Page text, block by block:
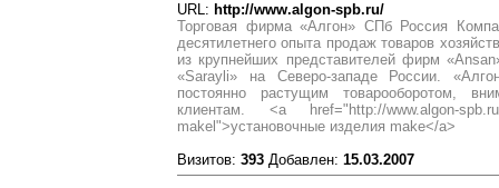
URL: http://www.algon-spb.ru/
Торговая фирма «Алгон» СПб Россия
десятилетнего опыта продаж товаров
из крупнейших представителей фирм
«Sarayli» на Северо-западе России.
постоянно растущим товарооборотом,
клиентам. <a href="http://www.algon-
makel">установочные изделия make</a>
Визитов: 393 Добавлен: 15.03.2007